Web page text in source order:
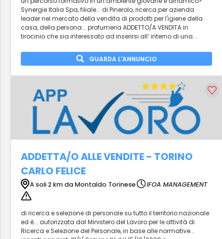
Synergie Italia Spa, filiale... di Pinerolo, ricerca per azienda
leader nel mercato della vendita di prodotti per l'igiene della
casa, della persona... profumeria ADDETTO/A VENDITA in
tirocinio che sia interessato ad inserirsi all’ interno di una...
GUARDA L'ANNUNCIO
ADDETTA/O ALLE VENDITE - TORINO
CARLO FELICE
A soli 2 km da Montaldo Torinese IFOA MANAGEMENT
di ricerca e selezione di personale su tutto il territorio nazionale
ed è... autorizzata dal Ministero del Lavoro per le attività di
Ricerca e Selezione del Personale, in base alle normative...